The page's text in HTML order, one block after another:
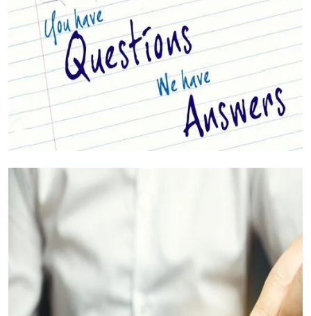
Vos Questions Répondues (FAQs)